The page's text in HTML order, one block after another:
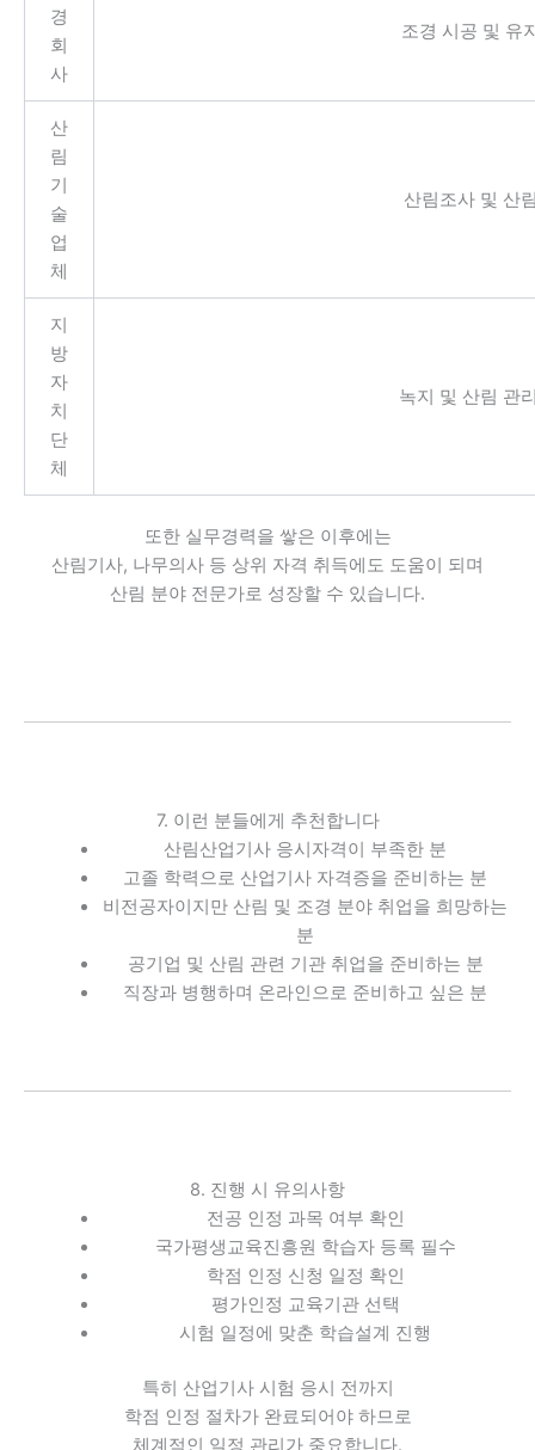
경
회
사
조경 시공 및 유
산
림
기
술
업
체
산림조사 및 산
지
방
자
치
단
체
녹지 및 산림 관
또한 실무경력을 쌓은 이후에는
산림기사, 나무의사 등 상위 자격 취득에도 도움이 되며
산림 분야 전문가로 성장할 수 있습니다.
7. 이런 분들에게 추천합니다
산림산업기사 응시자격이 부족한 분
고졸 학력으로 산업기사 자격증을 준비하는 분
비전공자이지만 산림 및 조경 분야 취업을 희망하는
분
공기업 및 산림 관련 기관 취업을 준비하는 분
직장과 병행하며 온라인으로 준비하고 싶은 분
8. 진행 시 유의사항
전공 인정 과목 여부 확인
국가평생교육진흥원 학습자 등록 필수
학점 인정 신청 일정 확인
평가인정 교육기관 선택
시험 일정에 맞춘 학습설계 진행
특히 산업기사 시험 응시 전까지
학점 인정 절차가 완료되어야 하므로
체계적인 일정 관리가 중요합니다.